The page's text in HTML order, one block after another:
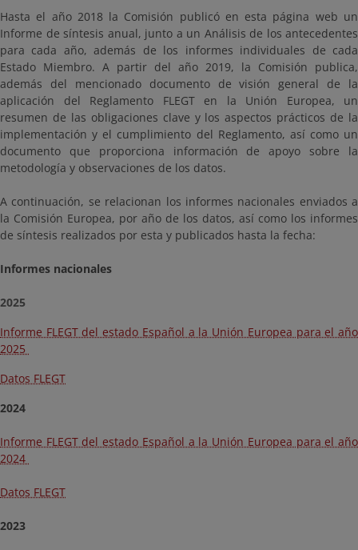
Hasta el año 2018 la Comisión publicó en esta página web un
Informe de síntesis anual, junto a un Análisis de los antecedentes
para cada año, además de los informes individuales de cada
Estado Miembro. A partir del año 2019, la Comisión publica,
además del mencionado documento de visión general de la
aplicación del Reglamento FLEGT en la Unión Europea, un
resumen de las obligaciones clave y los aspectos prácticos de la
implementación y el cumplimiento del Reglamento, así como un
documento que proporciona información de apoyo sobre la
metodología y observaciones de los datos.
A continuación, se relacionan los informes nacionales enviados a
la Comisión Europea, por año de los datos, así como los informes
de síntesis realizados por esta y publicados hasta la fecha:
Informes nacionales
2025
Informe FLEGT del estado Español a la Unión Europea para el año
2025
Datos FLEGT
2024
Informe FLEGT del estado Español a la Unión Europea para el año
2024
Datos FLEGT
2023